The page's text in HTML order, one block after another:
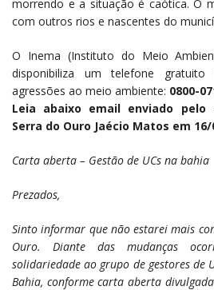
morrendo e a situação é caótica. O
com outros rios e nascentes do
O Inema (Instituto do Meio
disponibiliza um telefone
agressões ao meio ambiente: 0800-
Leia abaixo email enviado
Serra do Ouro Jaécio Matos em 16/
Carta aberta – Gestão de UCs na bahia
Prezados,
Sinto informar que não estarei mais
Ouro. Diante das mudanças
solidariedade ao grupo de gestores de
Bahia, conforme carta aberta